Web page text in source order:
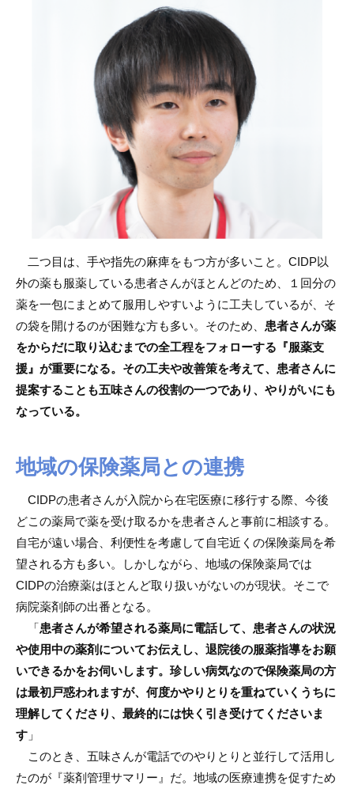
二つ目は、手や指先の麻痺をもつ方が多いこと。CIDP以
外の薬も服薬している患者さんがほとんどのため、１回分の
薬を一包にまとめて服用しやすいように工夫しているが、そ
の袋を開けるのが困難な方も多い。そのため、 患者さんが薬
をからだに取り込むまでの全工程をフォローする『服薬支
援』が重要になる。その工夫や改善策を考えて、患者さんに
提案することも五味さんの役割の一つであり、やりがいにも
なっている。
地域の保険薬局との連携
CIDPの患者さんが入院から在宅医療に移行する際、今後
どこの薬局で薬を受け取るかを患者さんと事前に相談する。
自宅が遠い場合、利便性を考慮して自宅近くの保険薬局を希
望される方も多い。しかしながら、地域の保険薬局では
CIDPの治療薬はほとんど取り扱いがないのが現状。そこで
病院薬剤師の出番となる。
「患者さんが希望される薬局に電話して、患者さんの状況
や使用中の薬剤についてお伝えし、退院後の服薬指導をお願
いできるかをお伺いします。珍しい病気なので保険薬局の方
は最初戸惑われますが、何度かやりとりを重ねていくうちに
理解してくださり、最終的には快く引き受けてくださいま
す 」
このとき、五味さんが電話でのやりとりと並行して活用し
たのが『薬剤管理サマリー』だ。地域の医療連携を促すため